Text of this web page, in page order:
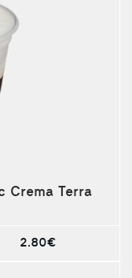
Crema Terra
2.80€